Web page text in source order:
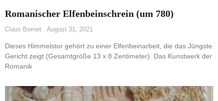
Romanischer Elfenbeinschrein (um 780)
Claus Bernet August 31, 2021
Dieses Himmelstor gehört zu einer Elfenbeinarbeit, die das Jüngste
Gericht zeigt (Gesamtgröße 13 x 8 Zentimeter). Das Kunstwerk der
Romanik